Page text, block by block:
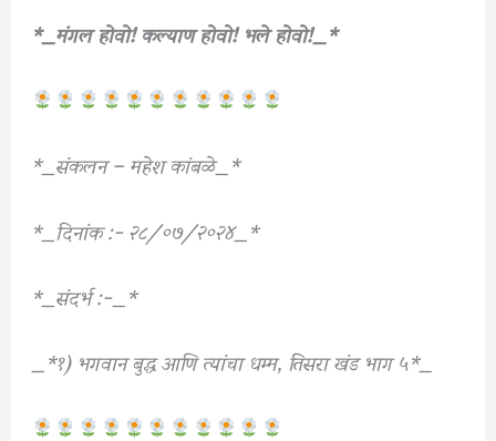
*_मंगल होवो! कल्याण होवो! भले होवो!_*
*_संकलन – महेश कांबळे_*
*_दिनांक :- २८/०७/२०२४_*
*_संदर्भ :-_*
_*१) भगवान बुद्ध आणि त्यांचा धम्म, तिसरा खंड भाग ५*_